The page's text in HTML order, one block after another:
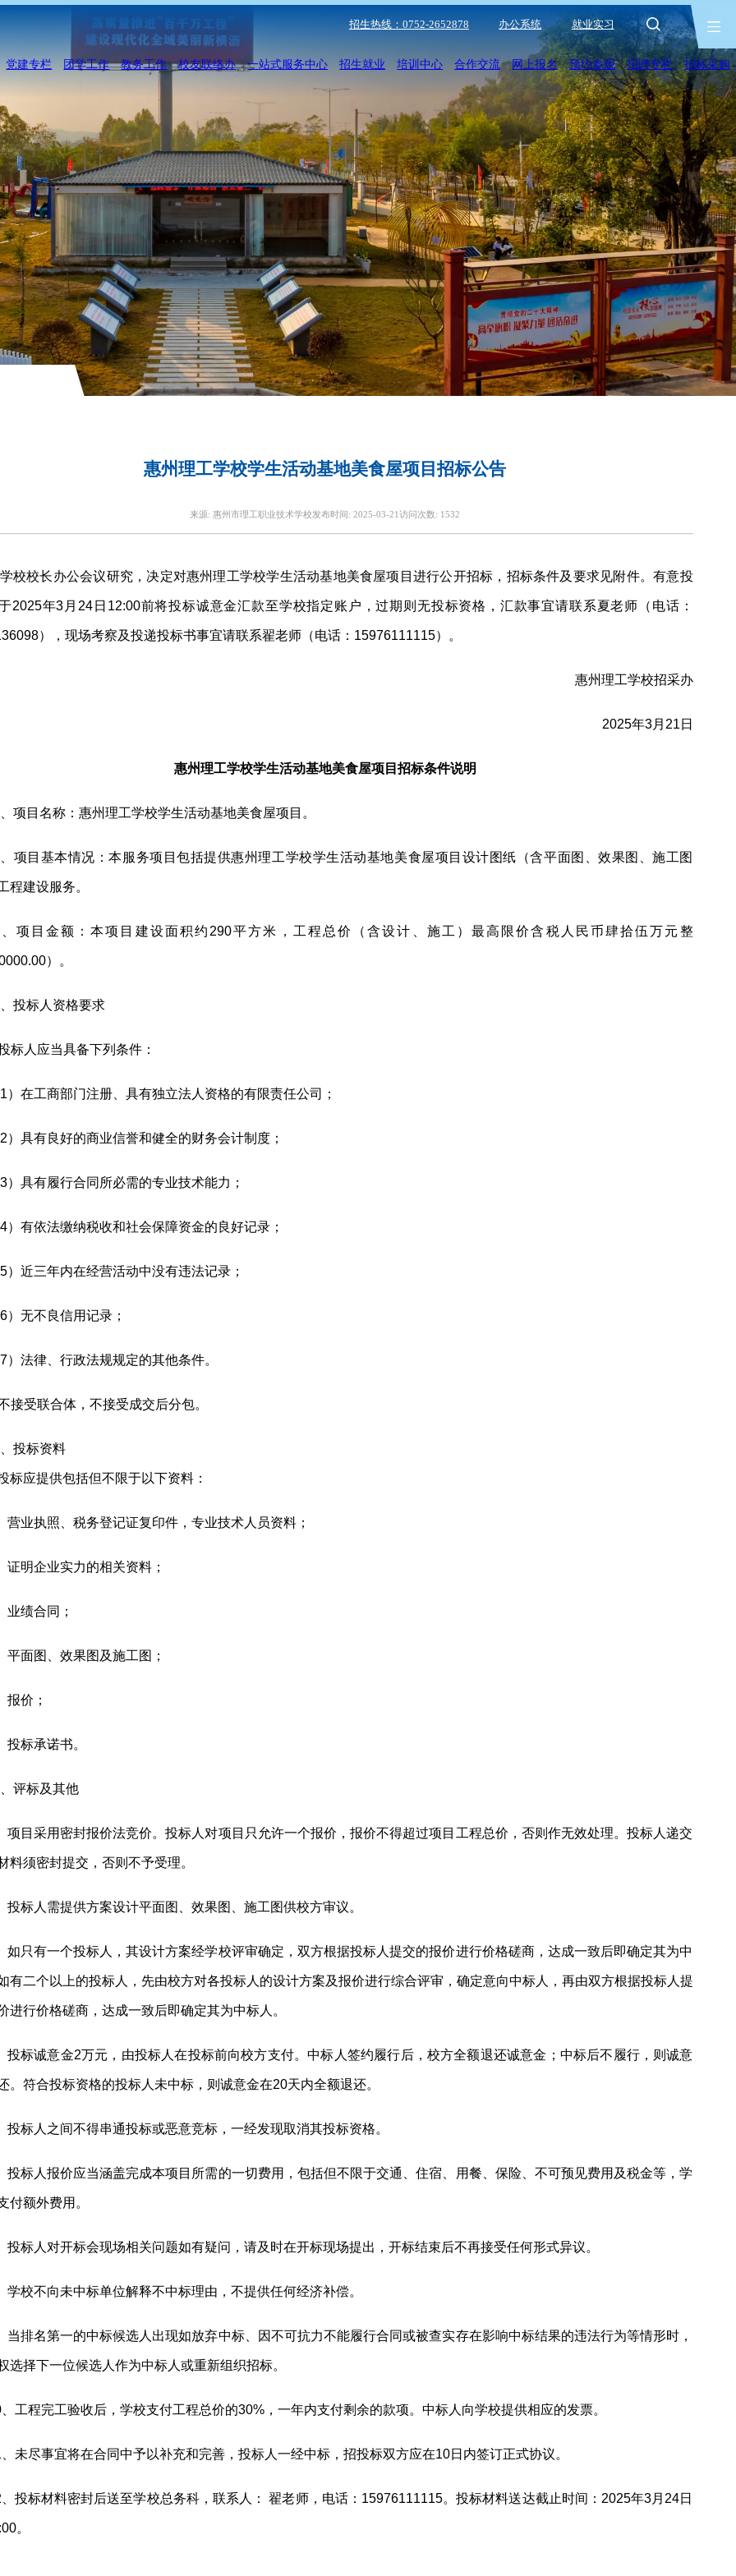
招生热线：0752-2652878 办公系统 就业实习
党建专栏 团学工作 教务工作 校友联络办 一站式服务中心 招生就业 培训中心 合作交流 网上报名 预约参观 招聘专栏 招标采购
惠州理工学校学生活动基地美食屋项目招标公告
来源: 惠州市理工职业技术学校发布时间: 2025-03-21 访问次数: 1532
校校长办公会议研究，决定对惠州理工学校学生活动基地美食屋项目进行公开招标，招标条件及要求见附件。有意投
2025年3月24日12:00前将投标诚意金汇款至学校指定账户，过期则无投标资格，汇款事宜请联系夏老师（电话：
），现场考察及投递投标书事宜请联系翟老师（电话：15976111115）。
惠州理工学校招采办
2025年3月21日
惠州理工学校学生活动基地美食屋项目招标条件说明
项目名称：惠州理工学校学生活动基地美食屋项目。
项目基本情况：本服务项目包括提供惠州理工学校学生活动基地美食屋项目设计图纸（含平面图、效果图、施工图
程建设服务。
、项目金额：本项目建设面积约290平方米，工程总价（含设计、施工）最高限价含税人民币肆拾伍万元整
）。
投标人资格要求
标人应当具备下列条件：
1）在工商部门注册、具有独立法人资格的有限责任公司；
2）具有良好的商业信誉和健全的财务会计制度；
3）具有履行合同所必需的专业技术能力；
4）有依法缴纳税收和社会保障资金的良好记录；
5）近三年内在经营活动中没有违法记录；
6）无不良信用记录；
7）法律、行政法规规定的其他条件。
接受联合体，不接受成交后分包。
投标资料
标应提供包括但不限于以下资料：
营业执照、税务登记证复印件，专业技术人员资料；
证明企业实力的相关资料；
业绩合同；
平面图、效果图及施工图；
报价；
投标承诺书。
评标及其他
项目采用密封报价法竞价。投标人对项目只允许一个报价，报价不得超过项目工程总价，否则作无效处理。投标人递交
料须密封提交，否则不予受理。
投标人需提供方案设计平面图、效果图、施工图供校方审议。
如只有一个投标人，其设计方案经学校评审确定，双方根据投标人提交的报价进行价格磋商，达成一致后即确定其为中
有二个以上的投标人，先由校方对各投标人的设计方案及报价进行综合评审，确定意向中标人，再由双方根据投标人提
进行价格磋商，达成一致后即确定其为中标人。
投标诚意金2万元，由投标人在投标前向校方支付。中标人签约履行后，校方全额退还诚意金；中标后不履行，则诚意
。符合投标资格的投标人未中标，则诚意金在20天内全额退还。
投标人之间不得串通投标或恶意竞标，一经发现取消其投标资格。
投标人报价应当涵盖完成本项目所需的一切费用，包括但不限于交通、住宿、用餐、保险、不可预见费用及税金等，学
付额外费用。
投标人对开标会现场相关问题如有疑问，请及时在开标现场提出，开标结束后不再接受任何形式异议。
学校不向未中标单位解释不中标理由，不提供任何经济补偿。
当排名第一的中标候选人出现如放弃中标、因不可抗力不能履行合同或被查实存在影响中标结果的违法行为等情形时，
选择下一位候选人作为中标人或重新组织招标。
工程完工验收后，学校支付工程总价的30%，一年内支付剩余的款项。中标人向学校提供相应的发票。
未尽事宜将在合同中予以补充和完善，投标人一经中标，招投标双方应在10日内签订正式协议。
投标材料密封后送至学校总务科，联系人： 翟老师，电话：15976111115。投标材料送达截止时间：2025年3月24日
。